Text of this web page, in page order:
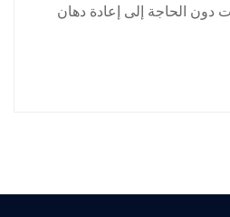
دون الحاجة إلى إعادة دهان